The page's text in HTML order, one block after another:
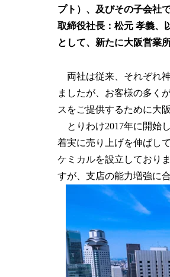
プト）、及びその子会社
取締役社長：松元 孝義、
として、新たに大阪営業
両社は従来、それぞれ
ましたが、お客様の多く
スをご提供するために大
とりわけ2017年に開始
着実に売り上げを伸ばし
ケミカルを設立しており
すが、支店の能力増強に